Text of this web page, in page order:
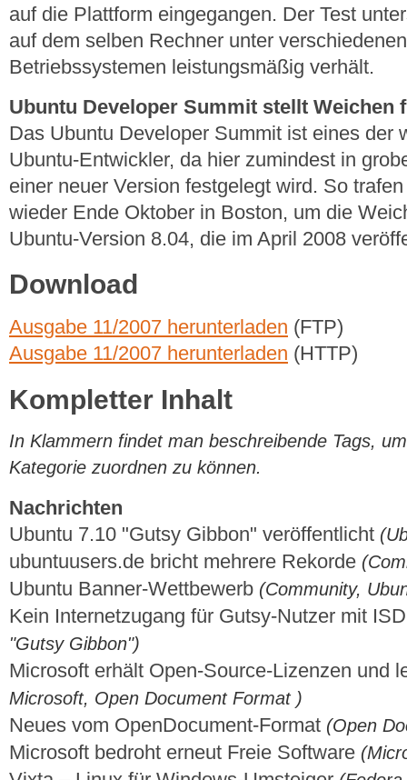
auf die Plattform eingegangen. Der Test
auf dem selben Rechner unter
Betriebssystemen leistungsmäßig verhält.
Ubuntu Developer Summit stellt Weichen
Das Ubuntu Developer Summit ist eines der
Ubuntu-Entwickler, da hier zumindest in
einer neuer Version festgelegt wird. So
wieder Ende Oktober in Boston, um die
Ubuntu-Version 8.04, die im April 2008
Download
Ausgabe 11/2007 herunterladen (FTP)
Ausgabe 11/2007 herunterladen (HTTP)
Kompletter Inhalt
In Klammern findet man beschreibende Tags,
Kategorie zuordnen zu können.
Nachrichten
Ubuntu 7.10 "Gutsy Gibbon" veröffentlicht
ubuntuusers.de bricht mehrere Rekorde
Ubuntu Banner-Wettbewerb (Community,
Kein Internetzugang für Gutsy-Nutzer mit
"Gutsy Gibbon")
Microsoft erhält Open-Source-Lizenzen und
Microsoft, Open Document Format )
Neues vom OpenDocument-Format (Open
Microsoft bedroht erneut Freie Software